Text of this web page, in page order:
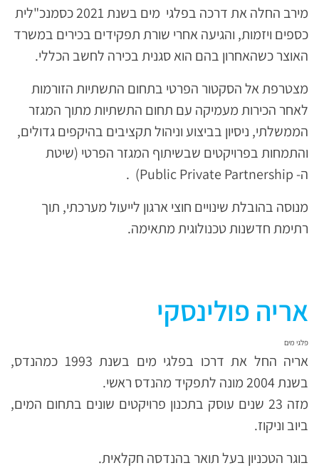
מירב החלה את דרכה בפלגי מים בשנת 2021 כסמנכ"לית
כספים ויזמות, והגיעה אחרי שורת תפקידים בכירים במשרד
האוצר כשהאחרון בהם הוא סגנית בכירה לחשב הכללי.
מצטרפת אל הסקטור הפרטי בתחום התשתיות הזורמות
לאחר הכירות מעמיקה עם תחום התשתיות מתוך המגזר
הממשלתי, ניסיון בביצוע וניהול תקציבים בהיקפים גדולים,
והתמחות בפרויקטים שבשיתוף המגזר הפרטי (שיטת
ה- Public Private Partnership) .
מנוסה בהובלת שינויים חוצי ארגון לייעול מערכתי, תוך
רתימת חדשנות טכנולוגית מתאימה.
אריה פולינסקי
פלגי מים
אריה החל את דרכו בפלגי מים בשנת 1993 כמהנדס,
בשנת 2004 מונה לתפקיד מהנדס ראשי.
מזה 23 שנים עוסק בתכנון פרויקטים שונים בתחום המים,
ביוב וניקוז.
בוגר הטכניון בעל תואר בהנדסה חקלאית.